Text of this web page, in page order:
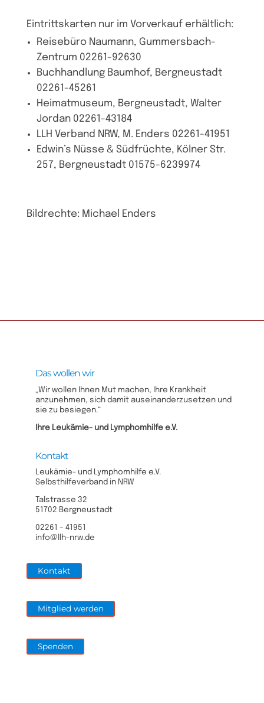
Eintrittskarten nur im Vorverkauf erhältlich:
Reisebüro Naumann, Gummersbach-
Zentrum 02261-92630
Buchhandlung Baumhof, Bergneustadt
02261-45261
Heimatmuseum, Bergneustadt, Walter
Jordan 02261-43184
LLH Verband NRW, M. Enders 02261-41951
Edwin’s Nüsse & Südfrüchte, Kölner Str.
257, Bergneustadt 01575-6239974
Bildrechte: Michael Enders
Das wollen wir
„Wir wollen Ihnen Mut machen, Ihre Krankheit
anzunehmen, sich damit auseinanderzusetzen und
sie zu besiegen.“
Ihre Leukämie- und Lymphomhilfe e.V.​
Kontakt
Leukämie- und Lymphomhilfe e.V.
Selbsthilfeverband in NRW
Talstrasse 32
51702 Bergneustadt
02261 – 41951
info@llh-nrw.de
Kontakt
Mitglied werden
Spenden